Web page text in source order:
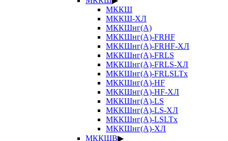
МККШ
МККШ-ХЛ
МККШнг(А)
МККШнг(А)-FRHF
МККШнг(А)-FRHF-ХЛ
МККШнг(А)-FRLS
МККШнг(А)-FRLS-ХЛ
МККШнг(А)-FRLSLTx
МККШнг(А)-HF
МККШнг(А)-HF-ХЛ
МККШнг(А)-LS
МККШнг(А)-LS-ХЛ
МККШнг(А)-LSLTx
МККШнг(А)-ХЛ
МККШВ▶